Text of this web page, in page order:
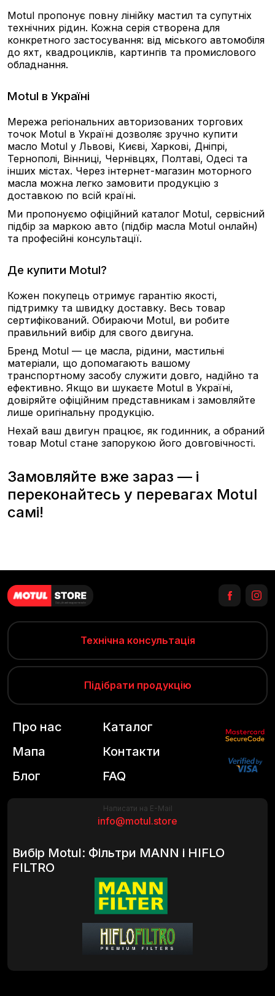
Motul пропонує повну лінійку мастил та супутніх
технічних рідин. Кожна серія створена для
конкретного застосування: від міського автомобіля
до яхт, квадроциклів, картингів та промислового
обладнання.
Motul в Україні
Мережа регіональних авторизованих торгових
точок Motul в Україні дозволяє зручно купити
масло Motul у Львові, Києві, Харкові, Дніпрі,
Тернополі, Вінниці, Чернівцях, Полтаві, Одесі та
інших містах. Через інтернет-магазин моторного
масла можна легко замовити продукцію з
доставкою по всій країні.
Ми пропонуємо офіційний каталог Motul, сервісний
підбір за маркою авто (підбір масла Motul онлайн)
та професійні консультації.
Де купити Motul?
Кожен покупець отримує гарантію якості,
підтримку та швидку доставку. Весь товар
сертифікований. Обираючи Motul, ви робите
правильний вибір для свого двигуна.
Бренд Motul — це масла, рідини, мастильні
матеріали, що допомагають вашому
транспортному засобу служити довго, надійно та
ефективно. Якщо ви шукаєте Motul в Україні,
довіряйте офіційним представникам і замовляйте
лише оригінальну продукцію.
Нехай ваш двигун працює, як годинник, а обраний
товар Motul стане запорукою його довговічності.
Замовляйте вже зараз — і
переконайтесь у перевагах Motul
самі!
Технічна консультація
Підібрати продукцію
Написати на E-Mail
info@motul.store
Вибір Motul: Фільтри MANN і HIFLO
FILTRO
Про нас
Мапа
Блог
Каталог
Контакти
FAQ